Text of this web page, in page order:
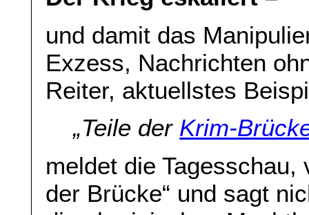
und damit das
Exzess, Nachrichten
Reiter, aktuellstes
„Teile der Krim-
meldet die Tagesschau,
der Brücke“ und sagt